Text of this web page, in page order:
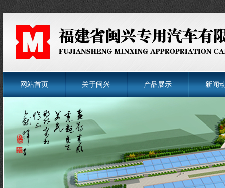
网站首页 关于闽兴 产品展示 新闻
菜单名称 菜单名称